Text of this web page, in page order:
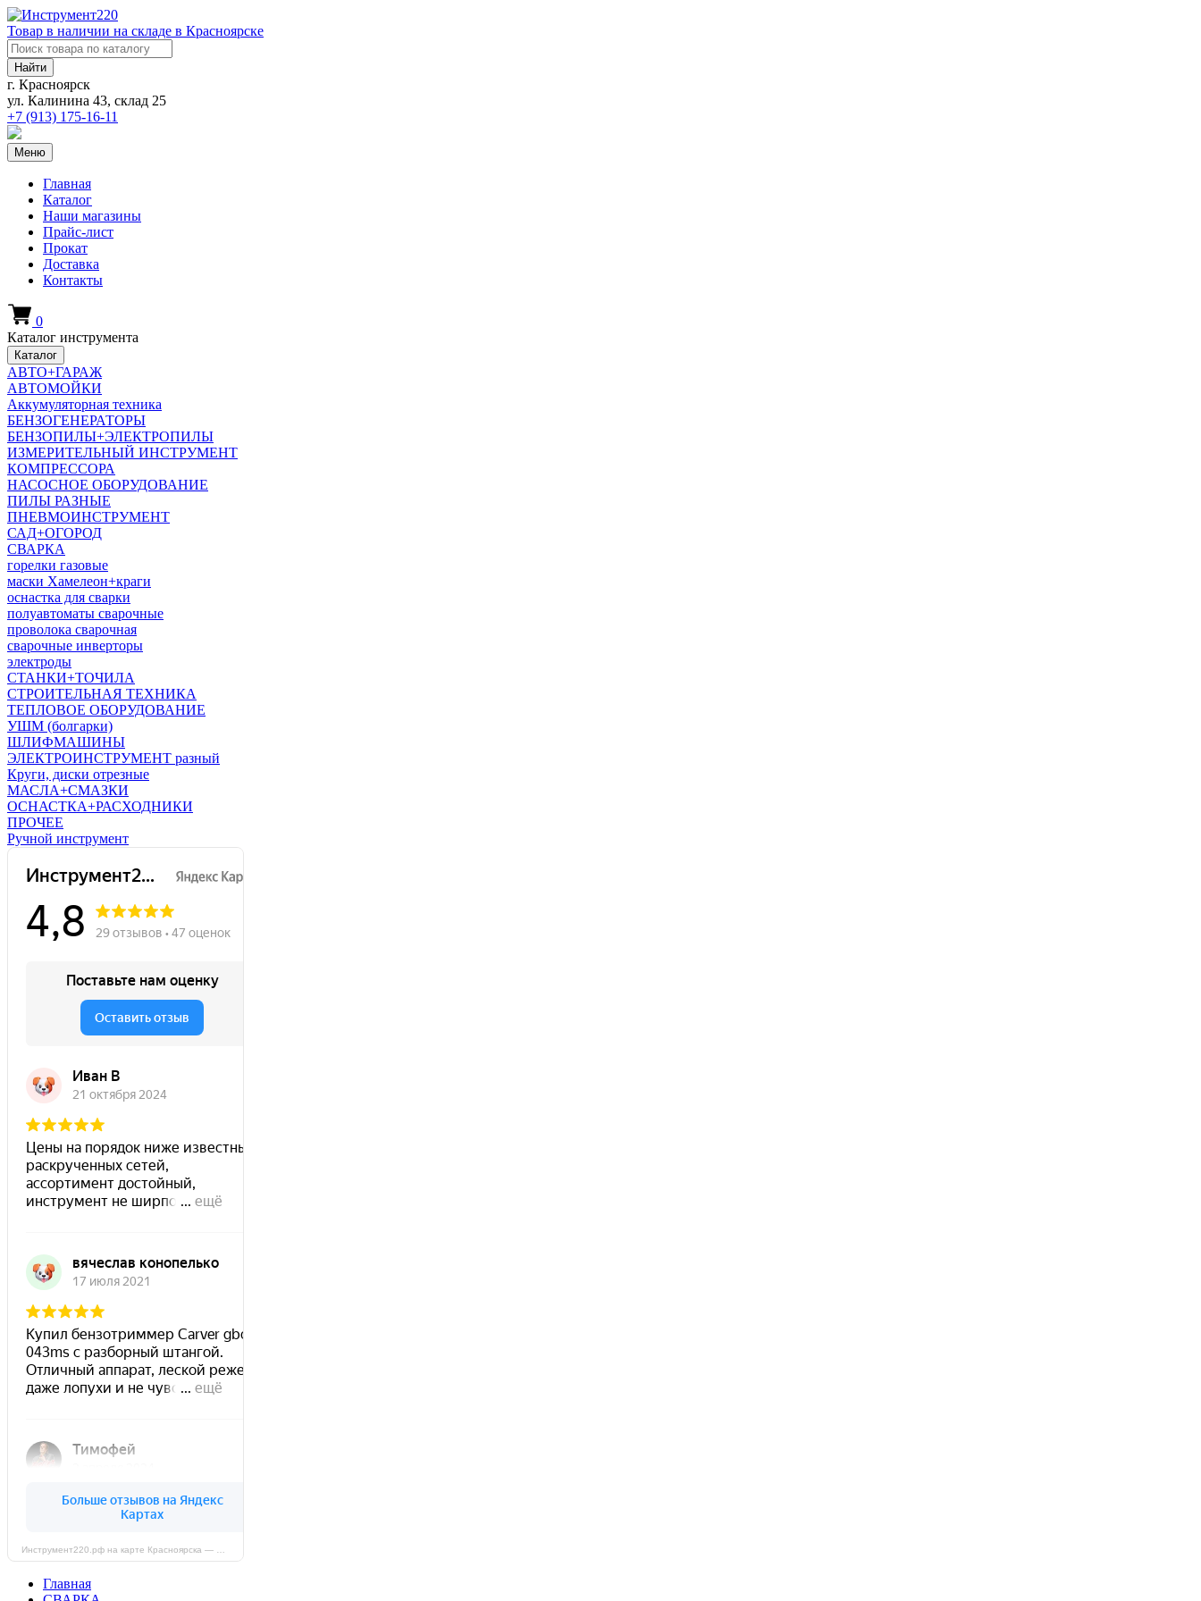
Товар в наличии на складе в Красноярске
Найти
г. Красноярск
ул. Калинина 43, склад 25
+7 (913) 175-16-11
Меню
Главная
Каталог
Наши магазины
Прайс-лист
Прокат
Доставка
Контакты
0
Каталог инструмента
Каталог
АВТО+ГАРАЖ
АВТОМОЙКИ
Аккумуляторная техника
БЕНЗОГЕНЕРАТОРЫ
БЕНЗОПИЛЫ+ЭЛЕКТРОПИЛЫ
ИЗМЕРИТЕЛЬНЫЙ ИНСТРУМЕНТ
КОМПРЕССОРА
НАСОСНОЕ ОБОРУДОВАНИЕ
ПИЛЫ РАЗНЫЕ
ПНЕВМОИНСТРУМЕНТ
САД+ОГОРОД
СВАРКА
горелки газовые
маски Хамелеон+краги
оснастка для сварки
полуавтоматы сварочные
проволока сварочная
сварочные инверторы
электроды
СТАНКИ+ТОЧИЛА
СТРОИТЕЛЬНАЯ ТЕХНИКА
ТЕПЛОВОЕ ОБОРУДОВАНИЕ
УШМ (болгарки)
ШЛИФМАШИНЫ
ЭЛЕКТРОИНСТРУМЕНТ разный
Круги, диски отрезные
МАСЛА+СМАЗКИ
ОСНАСТКА+РАСХОДНИКИ
ПРОЧЕЕ
Ручной инструмент
Главная